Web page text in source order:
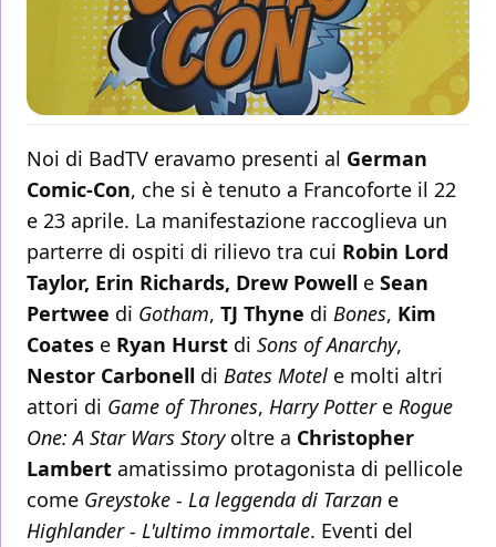
Noi di BadTV eravamo presenti al German
Comic-Con, che si è tenuto a Francoforte il 22
e 23 aprile. La manifestazione raccoglieva un
parterre di ospiti di rilievo tra cui Robin Lord
Taylor, Erin Richards, Drew Powell e Sean
Pertwee di Gotham, TJ Thyne di Bones, Kim
Coates e Ryan Hurst di Sons of Anarchy,
Nestor Carbonell di Bates Motel e molti altri
attori di Game of Thrones, Harry Pottere Rogue
One: A Star Wars Storyoltre a Christopher
Lambert amatissimo protagonista di pellicole
come Greystoke - La leggenda di Tarzan e
Highlander - L'ultimo immortale. Eventi del